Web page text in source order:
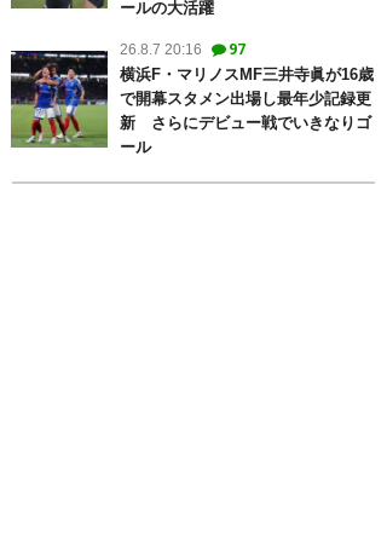
ールの大活躍
26.8.7 20:16 97
横浜F・マリノスMF三井寺眞が16歳
で開幕スタメン出場し最年少記録更
新 さらにデビュー戦でいきなりゴ
ール